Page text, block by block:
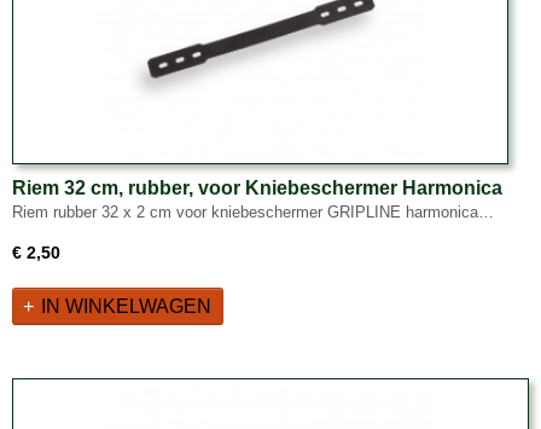
Riem 32 cm, rubber, voor Kniebeschermer Harmonica
Riem rubber 32 x 2 cm voor kniebeschermer GRIPLINE harmonica…
€ 2,50
IN WINKELWAGEN